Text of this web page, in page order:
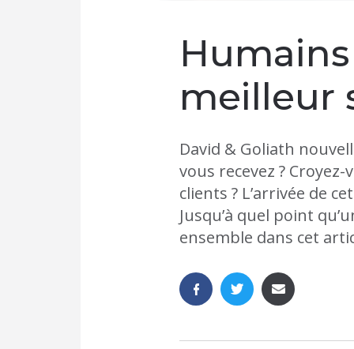
meilleur
David & Goliath
vous recevez ?
clients ? L’arrivée de
Jusqu’à quel point
ensemble dans cet